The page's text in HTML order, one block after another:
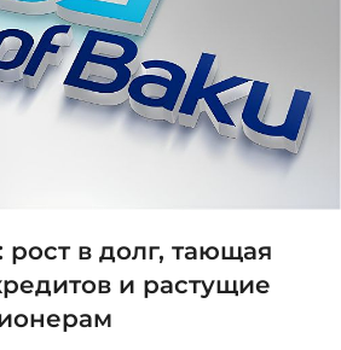
рост в долг, тающая
и растущие